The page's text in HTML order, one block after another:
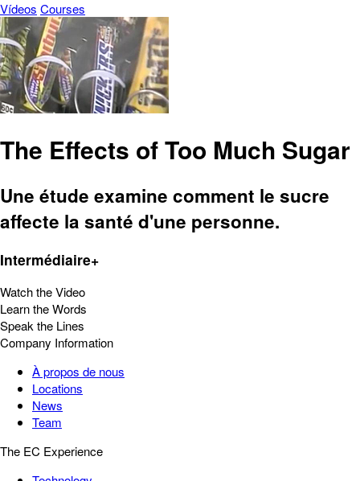
Vídeos Courses
The Effects of Too Much Sugar
Une étude examine comment le sucre
affecte la santé d'une personne.
Intermédiaire+
Watch the Video
Learn the Words
Speak the Lines
Company Information
À propos de nous
Locations
News
Team
The EC Experience